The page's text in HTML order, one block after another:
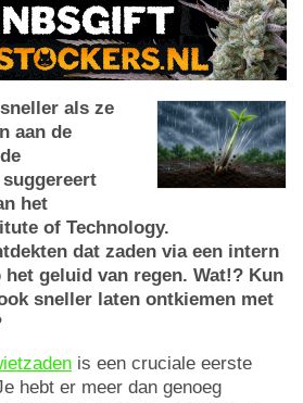
als ze
aan de
het
of Technology.
dat zaden via een intern
geluid van regen. Wat!? Kun
sneller laten ontkiemen met
is een cruciale eerste
hebt er meer dan genoeg